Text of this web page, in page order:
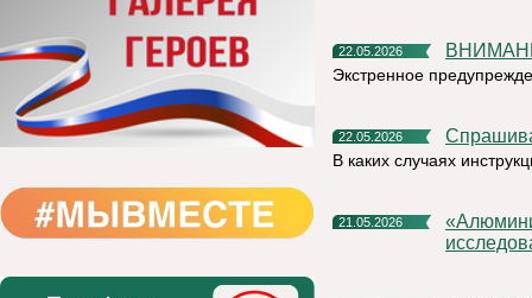
22.05.2026
Экстренное
22.05.2026
В каких случаях
21.05.2026
«Алюминиевая азбука» на призы РУСАЛа выбрала лучшие